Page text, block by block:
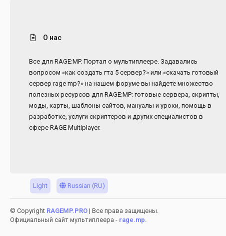
О нас
Все для RAGE:MP. Портал о мультиплеере. Задавались
вопросом «как создать гта 5 сервер?» или «скачать готовый
сервер rage mp?» на нашем форуме вы найдете множество
полезных ресурсов для RAGE:MP: готовые сервера, скрипты,
моды, карты, шаблоны сайтов, мануалы и уроки, помощь в
разработке, услуги скриптеров и других специалистов в
сфере RAGE Multiplayer.
Light Russian (RU)
© Copyright RAGEMP.PRO | Все права защищены.
Официальный сайт мультиплеера - rage.mp.